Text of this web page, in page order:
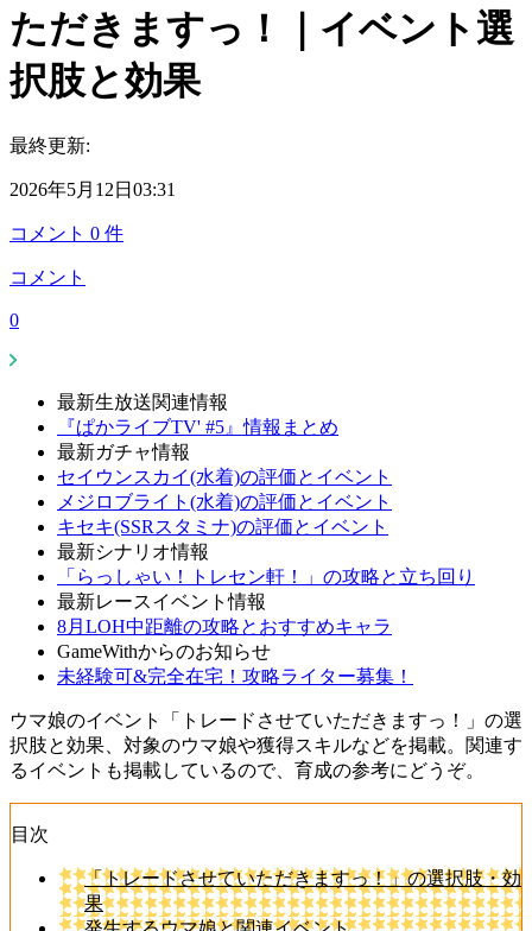
ただきますっ！｜イベント選
択肢と効果
最終更新:
2026年5月12日03:31
コメント 0 件
コメント
0
最新生放送関連情報
『ぱかライブTV' #5』情報まとめ
最新ガチャ情報
セイウンスカイ(水着)の評価とイベント
メジロブライト(水着)の評価とイベント
キセキ(SSRスタミナ)の評価とイベント
最新シナリオ情報
「らっしゃい！トレセン軒！」の攻略と立ち回り
最新レースイベント情報
8月LOH中距離の攻略とおすすめキャラ
GameWithからのお知らせ
未経験可&完全在宅！攻略ライター募集！
ウマ娘のイベント「トレードさせていただきますっ！」の選
択肢と効果、対象のウマ娘や獲得スキルなどを掲載。関連す
るイベントも掲載しているので、育成の参考にどうぞ。
目次
「トレードさせていただきますっ！」の選択肢・効
果